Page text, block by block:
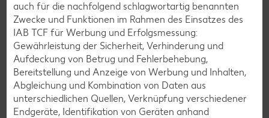
auch für die nachfolgend schlagwortartig benannten
Zwecke und Funktionen im Rahmen des Einsatzes des
IAB TCF für Werbung und Erfolgsmessung:
Gewährleistung der Sicherheit, Verhinderung und
Aufdeckung von Betrug und Fehlerbehebung,
Bereitstellung und Anzeige von Werbung und Inhalten,
Abgleichung und Kombination von Daten aus
unterschiedlichen Quellen, Verknüpfung verschiedener
Endgeräte, Identifikation von Geräten anhand